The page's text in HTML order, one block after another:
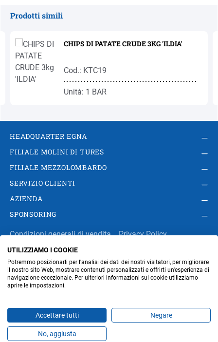
Prodotti Preferiti Temi
Prodotti simili
CHIPS DI PATATE CRUDE 3KG 'ILDIA'
Cod.: KTC19
Unità: 1 BAR
HEADQUARTER EGNA
FILIALE MOLINI DI TURES
FILIALE MEZZOLOMBARDO
SERVIZIO CLIENTI
AZIENDA
SPONSORING
Condizioni generali di vendita
Privacy Policy
Impressum
Modifica impostazioni dei cookie
Amministrazione
UTILIZZIAMO I COOKIE
Potremmo posizionarli per l'analisi dei dati dei nostri visitatori, per migliorare
il nostro sito Web, mostrare contenuti personalizzati e offrirti un'esperienza di
navigazione eccezionale. Per ulteriori informazioni sui cookie utilizziamo
aprire le impostazioni.
Accettare tutti Negare
No, aggiusta